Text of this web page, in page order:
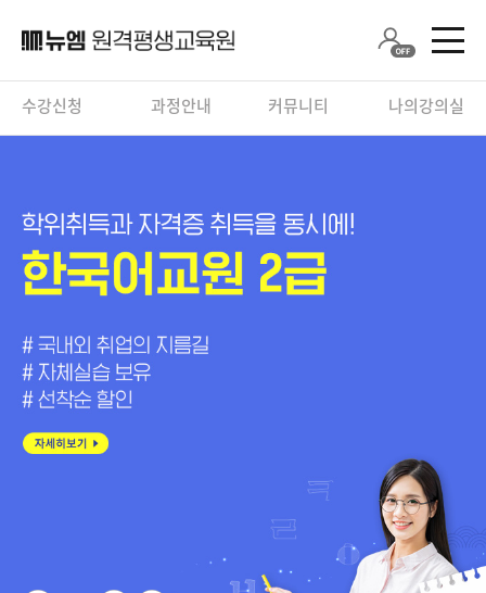
수강신청 과정안내 커뮤니티 나의강의실